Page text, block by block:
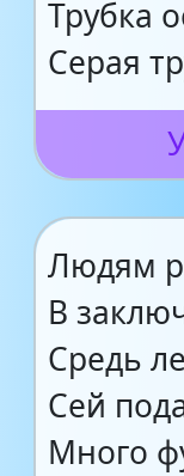
Трубка
Серая
Людям
В
Средь
Сей
Много